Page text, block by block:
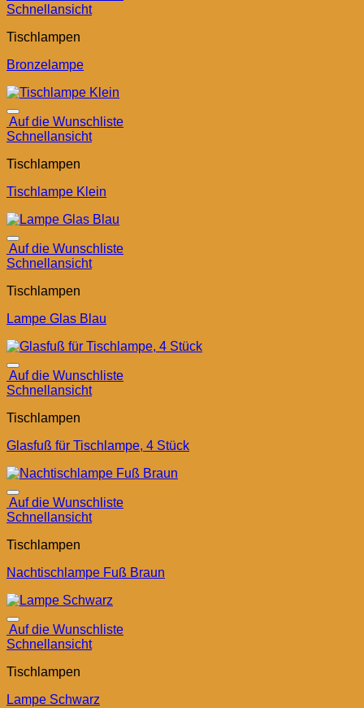
Schnellansicht
Tischlampen
Bronzelampe
Auf die Wunschliste
Schnellansicht
Tischlampen
Tischlampe Klein
Auf die Wunschliste
Schnellansicht
Tischlampen
Lampe Glas Blau
Auf die Wunschliste
Schnellansicht
Tischlampen
Glasfuß für Tischlampe, 4 Stück
Auf die Wunschliste
Schnellansicht
Tischlampen
Nachtischlampe Fuß Braun
Auf die Wunschliste
Schnellansicht
Tischlampen
Lampe Schwarz